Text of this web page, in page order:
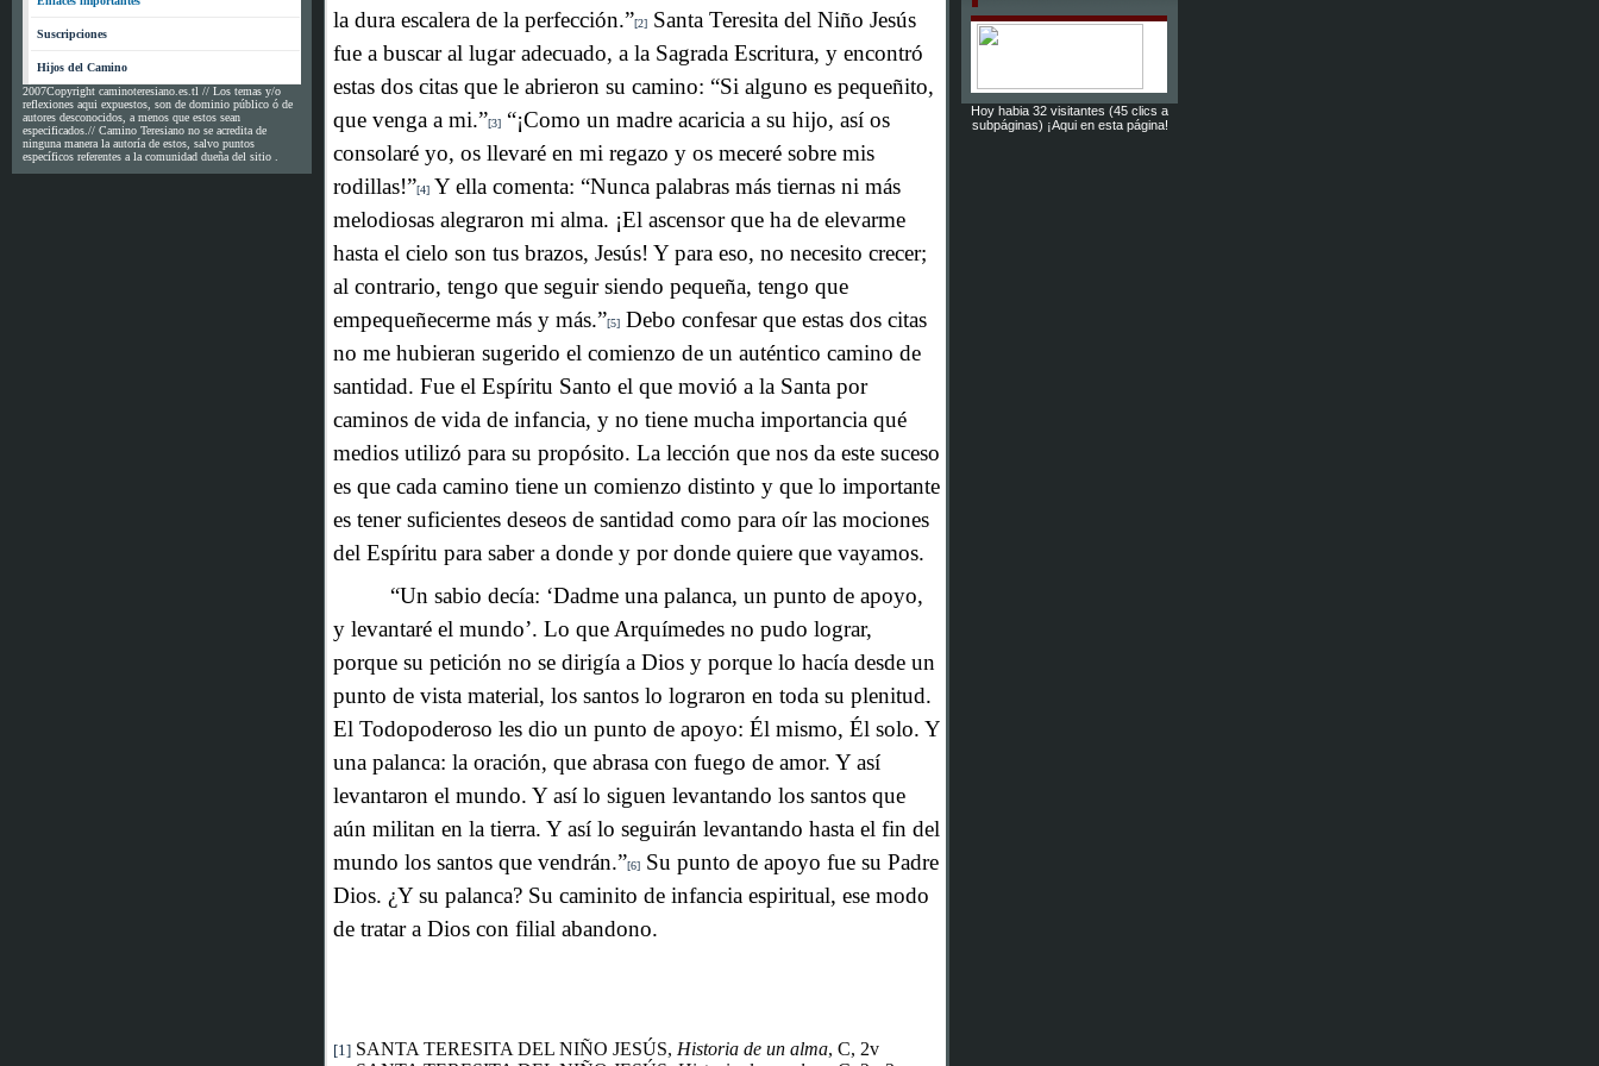
Suscripciones
Hijos del Camino
2007Copyright caminoteresiano.es.tl // Los temas y/o
reflexiones aqui expuestos, son de dominio público ó de
autores desconocidos, a menos que estos sean
especificados.// Camino Teresiano no se acredita de
ninguna manera la autoría de estos, salvo puntos
específicos referentes a la comunidad dueña del sitio .
la dura escalera de la perfección.”[2] Santa Teresita del Niño Jesús
fue a buscar al lugar adecuado, a la Sagrada Escritura, y encontró
estas dos citas que le abrieron su camino: “Si alguno es pequeñito,
que venga a mi.”[3] “¡Como un madre acaricia a su hijo, así os
consolaré yo, os llevaré en mi regazo y os meceré sobre mis
rodillas!”[4] Y ella comenta: “Nunca palabras más tiernas ni más
melodiosas alegraron mi alma. ¡El ascensor que ha de elevarme
hasta el cielo son tus brazos, Jesús! Y para eso, no necesito crecer;
al contrario, tengo que seguir siendo pequeña, tengo que
empequeñecerme más y más.”[5] Debo confesar que estas dos citas
no me hubieran sugerido el comienzo de un auténtico camino de
santidad. Fue el Espíritu Santo el que movió a la Santa por
caminos de vida de infancia, y no tiene mucha importancia qué
medios utilizó para su propósito. La lección que nos da este suceso
es que cada camino tiene un comienzo distinto y que lo importante
es tener suficientes deseos de santidad como para oír las mociones
del Espíritu para saber a donde y por donde quiere que vayamos.
“Un sabio decía: ‘Dadme una palanca, un punto de apoyo,
y levantaré el mundo’. Lo que Arquímedes no pudo lograr,
porque su petición no se dirigía a Dios y porque lo hacía desde un
punto de vista material, los santos lo lograron en toda su plenitud.
El Todopoderoso les dio un punto de apoyo: Él mismo, Él solo. Y
una palanca: la oración, que abrasa con fuego de amor. Y así
levantaron el mundo. Y así lo siguen levantando los santos que
aún militan en la tierra. Y así lo seguirán levantando hasta el fin del
mundo los santos que vendrán.”[6] Su punto de apoyo fue su Padre
Dios. ¿Y su palanca? Su caminito de infancia espiritual, ese modo
de tratar a Dios con filial abandono.
[1] SANTA TERESITA DEL NIÑO JESÚS, Historia de un alma, C, 2v
Hoy habia 32 visitantes (45 clics a
subpáginas) ¡Aqui en esta página!